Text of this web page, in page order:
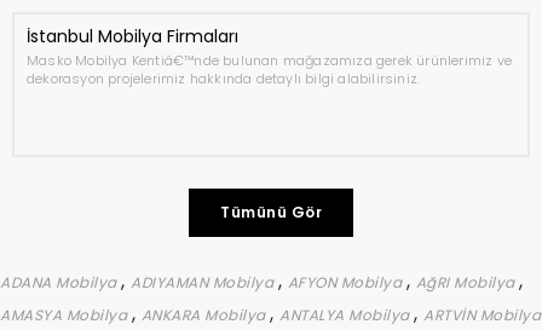
İstanbul Mobilya Firmaları
Masko Mobilya Kentiâ€™nde bulunan mağazamıza gerek ürünlerimiz ve
dekorasyon projelerimiz hakkında detaylı bilgi alabilirsiniz.
Tümünü Gör
ADANA Mobilya, ADIYAMAN Mobilya, AFYON Mobilya, AğRI Mobilya,
AMASYA Mobilya, ANKARA Mobilya, ANTALYA Mobilya, ARTVİN Mobilya